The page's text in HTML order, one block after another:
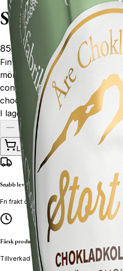
Stort tack
85 kr
Fin höstgrön strut med
mörk choklad. Lovely
cone filled with handmade
chocolate.
I lager
Lägg till
Snabb leverans
Fri frakt över 600 kr
Färsk produktion
Tillverkad veckovis